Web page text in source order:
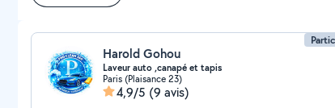
Harold Gohou
Laveur auto ,canapé et tapis
Paris (Plaisance 23)
4,9/5 (9 avis)